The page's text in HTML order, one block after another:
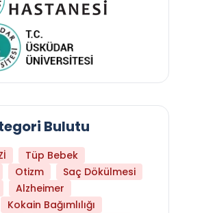
Bulutu
Tüp Bebek
Otizm
Saç Dökülmesi
Alzheimer
Kokain Bağımlılığı